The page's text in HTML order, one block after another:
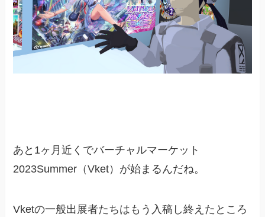
あと1ヶ月近くでバーチャルマーケット
2023Summer（Vket）が始まるんだね。
Vketの一般出展者たちはもう入稿し終えたところ